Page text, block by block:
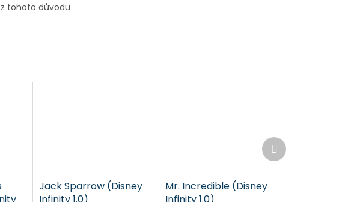
tohoto důvodu
Jack Sparrow (Disney
Infinity 1.0)
Mr. Incredible (Disney
Infinity 1.0)
Další
produkt